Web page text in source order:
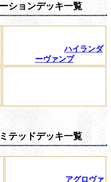
ションデッキ一覧
ハイランダ
ーヴァンプ
テッドデッキ一覧
アグロヴァ